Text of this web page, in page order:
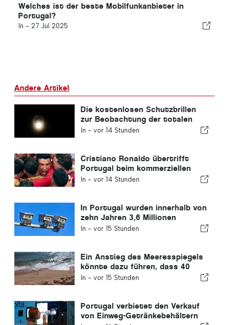
Welches ist der beste Mobilfunkanbieter in
Portugal?
In - 27 Jul 2025
Andere Artikel
Die kostenlosen Schutzbrillen
zur Beobachtung der totalen
Sonnenfinsternis in Portugal
In - vor 14 Stunden
Cristiano Ronaldo übertrifft
Portugal beim kommerziellen
Wert
In - vor 14 Stunden
In Portugal wurden innerhalb von
zehn Jahren 3,6 Millionen
Autofahrer wegen
In - vor 15 Stunden
Ein Anstieg des Meeresspiegels
könnte dazu führen, dass 40
Prozent der Strände Portugals
In - vor 15 Stunden
Portugal verbietet den Verkauf
von Einweg-Getränkebehältern